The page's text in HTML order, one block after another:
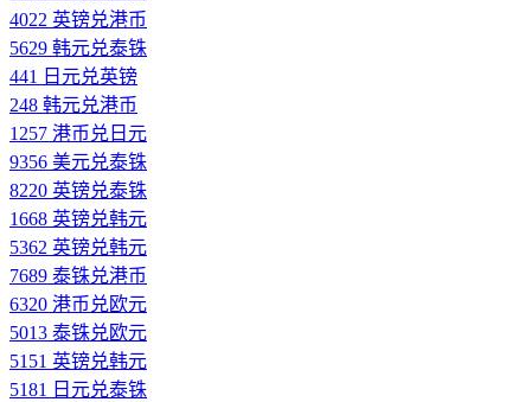
4022 英镑兑港币
5629 韩元兑泰铢
441 日元兑英镑
248 韩元兑港币
1257 港币兑日元
9356 美元兑泰铢
8220 英镑兑泰铢
1668 英镑兑韩元
5362 英镑兑韩元
7689 泰铢兑港币
6320 港币兑欧元
5013 泰铢兑欧元
5151 英镑兑韩元
5181 日元兑泰铢